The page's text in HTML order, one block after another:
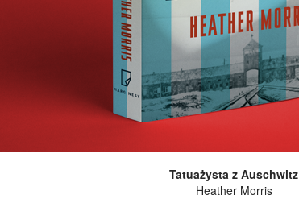
Tatuażysta z Auschwitz
Heather Morris